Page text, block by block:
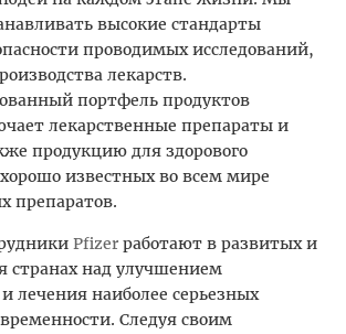
высокие стандарты
проводимых исследований,
лекарств.
портфель продуктов
лекарственные препараты и
продукцию для здорового
известных во всем мире
препаратов.
Pfizer работают в развитых и
странах над улучшением
лечения наиболее серьезных
Следуя своим